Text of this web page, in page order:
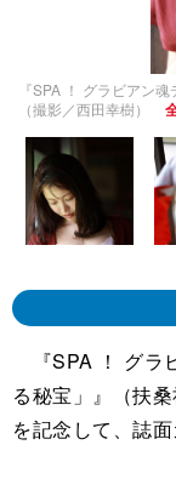
『SPA ！ グラビアン
（撮影／西田幸樹）
『SPA ！ グラ
る秘宝」』（扶
を記念して、誌面